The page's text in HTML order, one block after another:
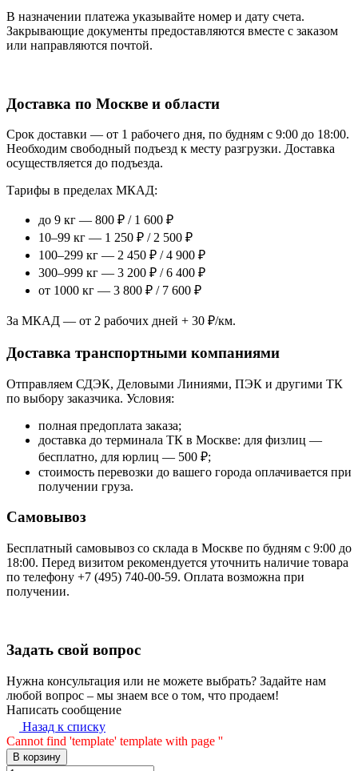
В назначении платежа указывайте номер и дату счета.
Закрывающие документы предоставляются вместе с заказом
или направляются почтой.
Доставка по Москве и области
Срок доставки — от 1 рабочего дня, по будням с 9:00 до 18:00.
Необходим свободный подъезд к месту разгрузки. Доставка
осуществляется до подъезда.
Тарифы в пределах МКАД:
до 9 кг — 800 ₽ / 1 600 ₽
10–99 кг — 1 250 ₽ / 2 500 ₽
100–299 кг — 2 450 ₽ / 4 900 ₽
300–999 кг — 3 200 ₽ / 6 400 ₽
от 1000 кг — 3 800 ₽ / 7 600 ₽
За МКАД — от 2 рабочих дней + 30 ₽/км.
Доставка транспортными компаниями
Отправляем СДЭК, Деловыми Линиями, ПЭК и другими ТК
по выбору заказчика. Условия:
полная предоплата заказа;
доставка до терминала ТК в Москве: для физлиц —
бесплатно, для юрлиц — 500 ₽;
стоимость перевозки до вашего города оплачивается при
получении груза.
Самовывоз
Бесплатный самовывоз со склада в Москве по будням с 9:00 до
18:00. Перед визитом рекомендуется уточнить наличие товара
по телефону +7 (495) 740-00-59. Оплата возможна при
получении.
Задать свой вопрос
Нужна консультация или не можете выбрать? Задайте нам
любой вопрос – мы знаем все о том, что продаем!
Написать сообщение
Назад к списку
Cannot find 'template' template with page ''
В корзину